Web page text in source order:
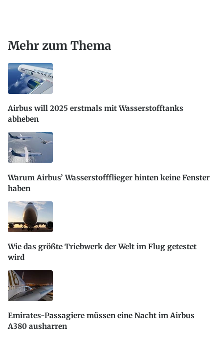
Mehr zum Thema
Airbus will 2025 erstmals mit Wasserstofftanks
abheben
Warum Airbus’ Wasserstoffflieger hinten keine Fenster
haben
Wie das größte Triebwerk der Welt im Flug getestet
wird
Emirates-Passagiere müssen eine Nacht im Airbus
A380 ausharren